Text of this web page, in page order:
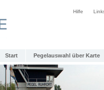
Hilfe
Start Pegelauswahl über Karte